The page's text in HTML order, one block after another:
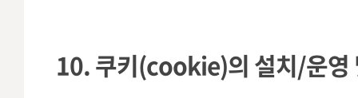
10. 쿠키(cookie)의 설치/운영